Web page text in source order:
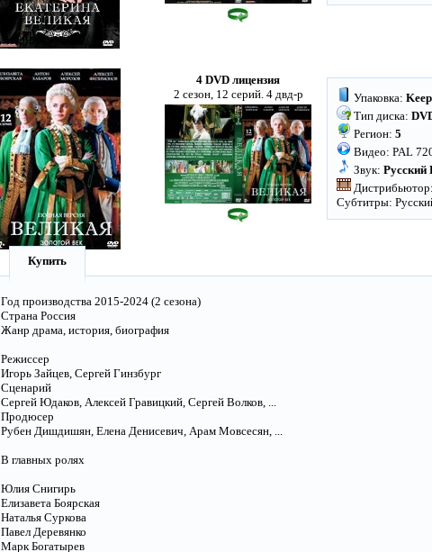
4 DVD лицензия
2 сезон, 12 серий. 4 двд-р
Упаковка:
Тип диска:
Регион: 5
Видео: PAL
Звук: Русский
Субтитры:
Купить
Год производства 2015-2024 (2 сезона)
Страна Россия
Жанр драма, история, биография
Режиссер
Игорь Зайцев, Сергей Гинзбург
Сценарий
Сергей Юдаков, Алексей Гравицкий, Сергей Волков, ...
Продюсер
Рубен Дишдишян, Елена Денисевич, Арам Мовсесян, ...
В главных ролях
Юлия Снигирь
Елизавета Боярская
Наталья Суркова
Павел Деревянко
Марк Богатырев